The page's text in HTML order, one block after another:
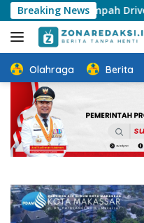
Langsung
ke
konten
Breaking News
Sampah Drive-Thru
Olahraga Berita